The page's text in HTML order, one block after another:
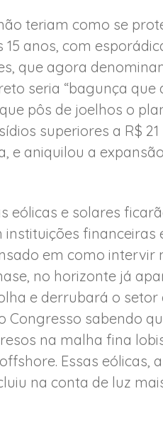
teriam como se
anos, com
que agora
seria “bagunça que
pôs de joelhos o
superiores a R$
e aniquilou a
eólicas e solares
financeiras
em como intervir
no horizonte já
e derrubará o setor
sabendo
na malha fina
Essas eólicas,
na conta de luz